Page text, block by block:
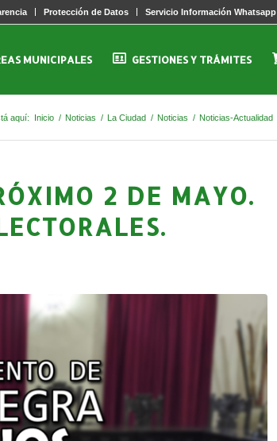
Protección de Datos Servicio Información Whatsapp
MUNICIPALES GESTIONES Y TRÁMITES
aquí: Inicio / Noticias / La Ciudad / Noticias / Noticias-Actualidad
2 DE MAYO.